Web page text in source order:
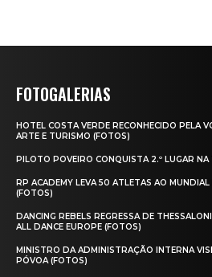
FOTOGALERIAS
HOTEL COSTA VERDE RECONHECIDO PELA
ARTE E TURISMO (FOTOS)
PILOTO POVEIRO CONQUISTA 2.º LUGAR
RP ACADEMY LEVA 50 ATLETAS AO MUNDIAL
(FOTOS)
DANCING REBELS REGRESSA DE
ALL DANCE EUROPE (FOTOS)
MINISTRO DA ADMINISTRAÇÃO INTERNA
PÓVOA (FOTOS)